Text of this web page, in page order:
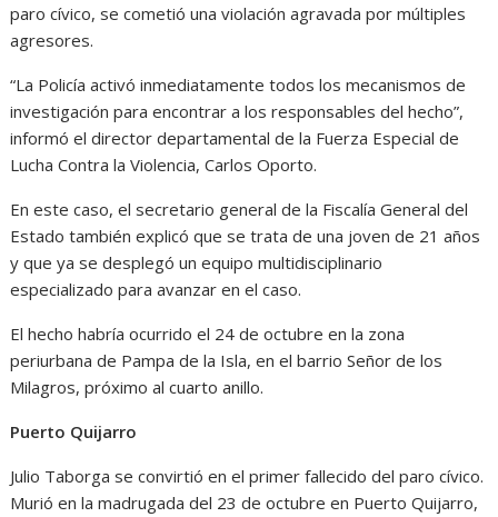
paro cívico, se cometió una violación agravada por múltiples
agresores.
“La Policía activó inmediatamente todos los mecanismos de
investigación para encontrar a los responsables del hecho”,
informó el director departamental de la Fuerza Especial de
Lucha Contra la Violencia, Carlos Oporto.
En este caso, el secretario general de la Fiscalía General del
Estado también explicó que se trata de una joven de 21 años
y que ya se desplegó un equipo multidisciplinario
especializado para avanzar en el caso.
El hecho habría ocurrido el 24 de octubre en la zona
periurbana de Pampa de la Isla, en el barrio Señor de los
Milagros, próximo al cuarto anillo.
Puerto Quijarro
Julio Taborga se convirtió en el primer fallecido del paro cívico.
Murió en la madrugada del 23 de octubre en Puerto Quijarro,